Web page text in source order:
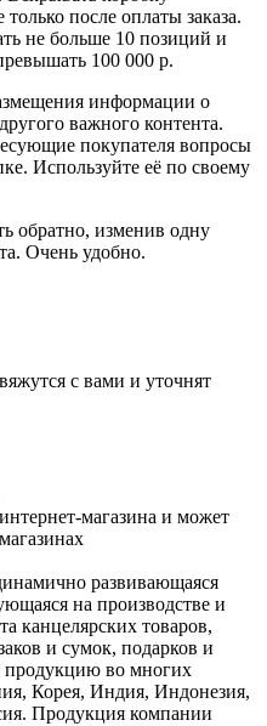
после оплаты заказа.
не больше 10 позиций и
100 000 р.
информации о
важного контента.
покупателя вопросы
Используйте её по своему
обратно, изменив одну
Очень удобно.
с вами и уточнят
магазина и может
развивающаяся
на производстве и
канцелярских товаров,
и сумок, подарков и
продукцию во многих
Корея, Индия, Индонезия,
Продукция компании